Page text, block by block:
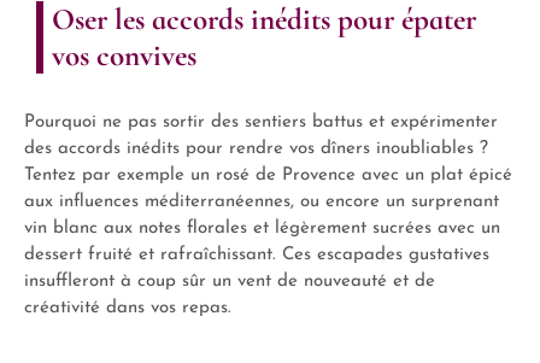
Oser les accords inédits pour épater
vos convives
Pourquoi ne pas sortir des sentiers battus et expérimenter
des accords inédits pour rendre vos dîners inoubliables ?
Tentez par exemple un rosé de Provence avec un plat épicé
aux influences méditerranéennes, ou encore un surprenant
vin blanc aux notes florales et légèrement sucrées avec un
dessert fruité et rafraîchissant. Ces escapades gustatives
insuffleront à coup sûr un vent de nouveauté et de
créativité dans vos repas.